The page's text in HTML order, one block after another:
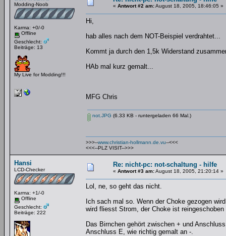
Modding-Noob
Karma: +0/-0
Offline
Geschlecht:
Beiträge: 13
My Live for Modding!!!
« Antwort #2 am:August 18, 2005, 18:46:05 »
Hi,
hab alles nach dem NOT-Beispiel verdrahtet...
Kommt ja durch den 1,5k Widerstand
HAb mal kurz gemalt...
MFG Chris
not.JPG (6.33 KB - runtergeladen 66 Mal.)
>>>--www.christian-hollmann.de.vu--<<<
<<<--PLZ VISIT-->>>
Hansi
LCD-Checker
Karma: +1/-0
Offline
Geschlecht:
Beiträge: 222
Re: nicht-pc: not-schaltung - hilfe
« Antwort #3 am:August 18, 2005, 21:20:14 »
Lol, ne, so geht das nicht.
Ich sach mal so. Wenn der Choke gezogen
wird fliesst Strom, der Choke ist
Das Birnchen gehört zwischen + und
Anschluss E, wie richtig gemalt an -.